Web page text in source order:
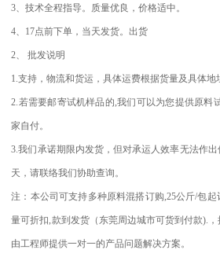
3、技术全程指导。质量优良，价格适中。
4、 17点前下单，当天发货。出货
2、批发说明
1.支持，物流和货运，具体运费根据货量及具体地
2.若需要邮寄试机样品的,我们可以为您提供原料
家自付。
3.我们承诺期限内发货，但对承运人效率无法作
天，请联络我们协助查询。
注：本公司可支持多种原料混搭订购,25公斤/包起
量可折扣,款到发货（东莞周边城市可货到付款).
由工程师提供一对一的产品问题解决方案。